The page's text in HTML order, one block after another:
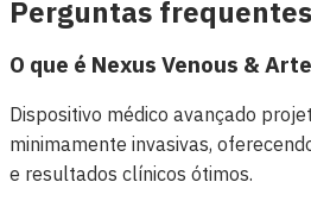
Perguntas frequentes
O que é Nexus Venous &
Dispositivo médico avançado
minimamente invasivas,
e resultados clínicos ótimos.